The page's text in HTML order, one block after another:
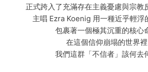
正式跨入了充滿存在主義憂慮與宗教
主唱 Ezra Koenig 用一種近乎輕浮
包裹著一個極其沉重的核心
在這個信仰崩塌的世界裡
我們這群「不信者」該何去